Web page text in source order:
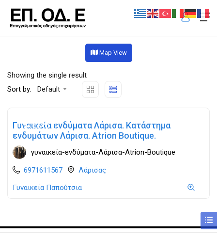
Map View
Showing the single result
Sort by:
Default
Ανοιχτά
Γυναικεία ενδύματα Λάρισα. Κατάστημα
ενδυμάτων Λάρισα. Atrion Boutique.
γυναικεία-ενδύματα-Λάρισα-Atrion-Boutique
6971611567
Λάρισας
Γυναικεία Παπούτσια